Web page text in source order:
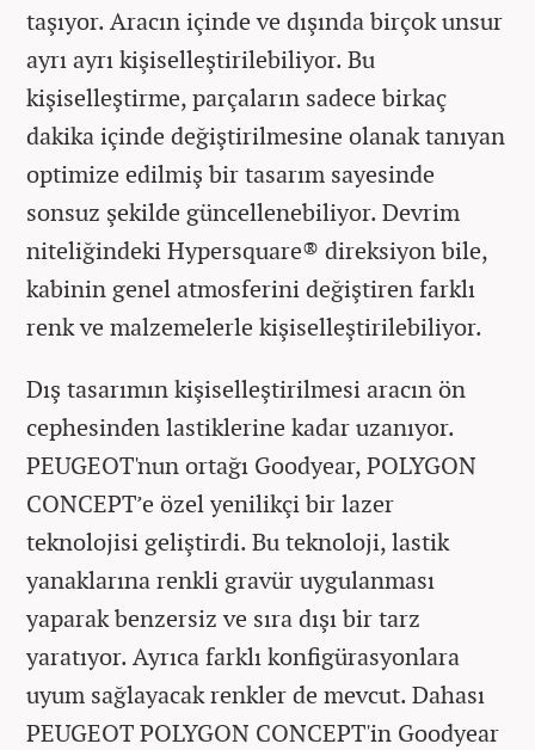
taşıyor. Aracın içinde ve dışında birçok unsur
ayrı ayrı kişiselleştirilebiliyor. Bu
kişiselleştirme, parçaların sadece birkaç
dakika içinde değiştirilmesine olanak tanıyan
optimize edilmiş bir tasarım sayesinde
sonsuz şekilde güncellenebiliyor. Devrim
niteliğindeki Hypersquare® direksiyon bile,
kabinin genel atmosferini değiştiren farklı
renk ve malzemelerle kişiselleştirilebiliyor.
Dış tasarımın kişiselleştirilmesi aracın ön
cephesinden lastiklerine kadar uzanıyor.
PEUGEOT'nun ortağı Goodyear, POLYGON
CONCEPT’e özel yenilikçi bir lazer
teknolojisi geliştirdi. Bu teknoloji, lastik
yanaklarına renkli gravür uygulanması
yaparak benzersiz ve sıra dışı bir tarz
yaratıyor. Ayrıca farklı konfigürasyonlara
uyum sağlayacak renkler de mevcut. Dahası
PEUGEOT POLYGON CONCEPT'in Goodyear